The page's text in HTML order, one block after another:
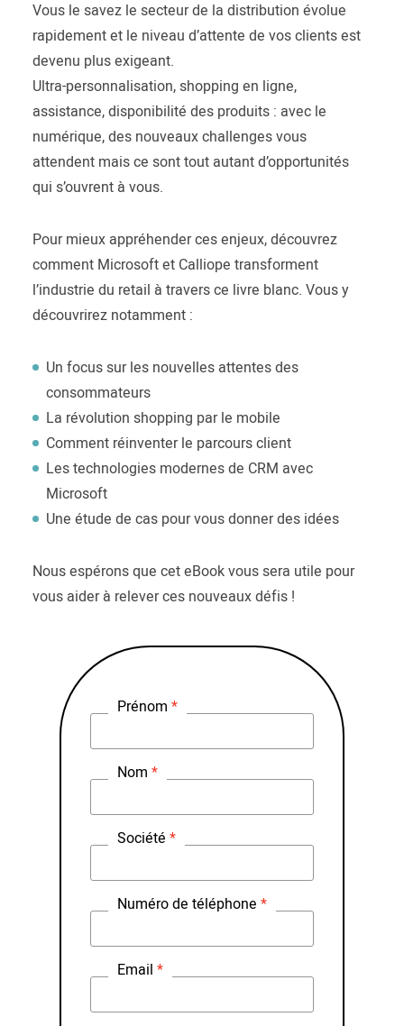
Vous le savez le secteur de la distribution évolue
rapidement et le niveau d’attente de vos clients est
devenu plus exigeant.
Ultra-personnalisation, shopping en ligne,
assistance, disponibilité des produits : avec le
numérique, des nouveaux challenges vous
attendent mais ce sont tout autant d’opportunités
qui s’ouvrent à vous.
Pour mieux appréhender ces enjeux, découvrez
comment Microsoft et Calliope transforment
l’industrie du retail à travers ce livre blanc. Vous y
découvrirez notamment :
Un focus sur les nouvelles attentes des
consommateurs
La révolution shopping par le mobile
Comment réinventer le parcours client
Les technologies modernes de CRM avec
Microsoft
Une étude de cas pour vous donner des idées
Nous espérons que cet eBook vous sera utile pour
vous aider à relever ces nouveaux défis !
Prénom
Nom
Société
Numéro de téléphone
Email